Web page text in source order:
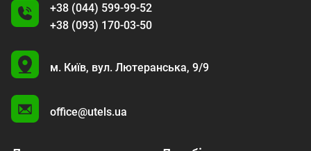
+38 (044) 599-99-52
+38 (093) 170-03-50
U
м. Київ, вул. Лютеранська, 9/9
office@utels.ua